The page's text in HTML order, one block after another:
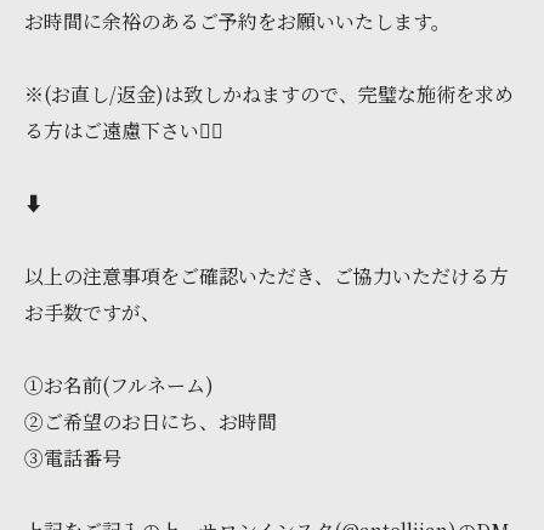
お時間に余裕のあるご予約をお願いいたします。
※(お直し/返金)は致しかねますので、完璧な施術を求め
る方はご遠慮下さい🙇‍♀️
⬇️
以上の注意事項をご確認いただき、ご協力いただける方
お手数ですが、
①お名前(フルネーム)
②ご希望のお日にち、お時間
③電話番号